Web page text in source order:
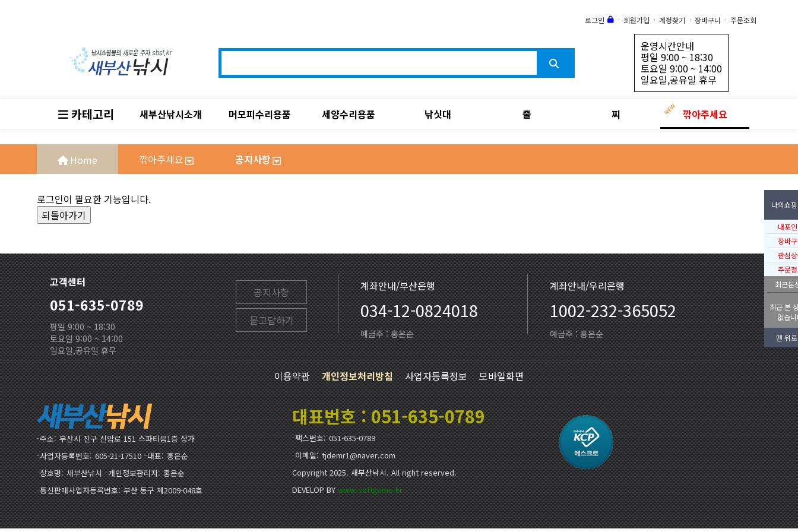
나의쇼
내포
장바
관심
주문
최근본
최근 본
없습
맨 위
로그인 회원가입 계정찾기 장바구니 주문조회
운영시간안내
평일 9:00 ~ 18:30
토요일 9:00 ~ 14:00
일요일,공유일 휴무
카테고리 새부산낚시소개 머모피수리용품 세양수리용품 낚싯대 줄 찌 깎아주세요
깎아주세요 공지사항
로그인이 필요한 기능입니다.
고객센터
051-635-0789
평일 9:00 ~ 18:30
토요일 9:00 ~ 14:00
일요일,공유일 휴무
공지사항
묻고답하기
계좌안내/부산은행
034-12-0824018
예금주 : 홍은순
계좌안내/우리은행
1002-232-365052
예금주 : 홍은순
이용약관 개인정보처리방침 사업자등록정보 모바일화면
주소 부산시 진구 신암로 151 스파티움1층 상가
사업자등록번호 605-21-17510 대표 홍은순
상호명 새부산낚시 개인정보관리자 홍은순
통신판매사업자등록번호 부산 동구 제2009-048호
대표번호 : 051-635-0789
팩스번호 051-635-0789
이메일 tjdemr1@naver.com
Copyright 2025. 새부산낚시. All right reserved.
DEVELOP BYwww.softgame.kr